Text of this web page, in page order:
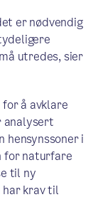
er nødvendig
utredes, sier
å avklare
analysert
hensynssoner i
for naturfare
til ny
krav til